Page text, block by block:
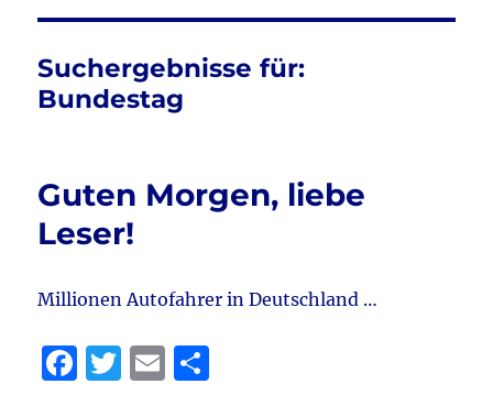
Suchergebnisse für:
Bundestag
Guten Morgen, liebe
Leser!
Millionen Autofahrer in Deutschland …
F
T
E